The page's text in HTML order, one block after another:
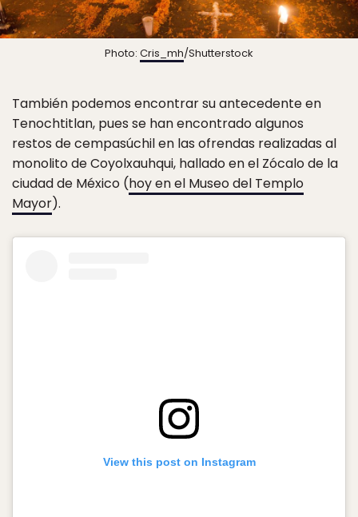
Photo: Cris_mh/Shutterstock
También podemos encontrar su antecedente en
Tenochtitlan, pues se han encontrado algunos
restos de cempasúchil en las ofrendas realizadas al
monolito de Coyolxauhqui, hallado en el Zócalo de la
ciudad de México (hoy en el Museo del Templo
Mayor).
View this post on Instagram